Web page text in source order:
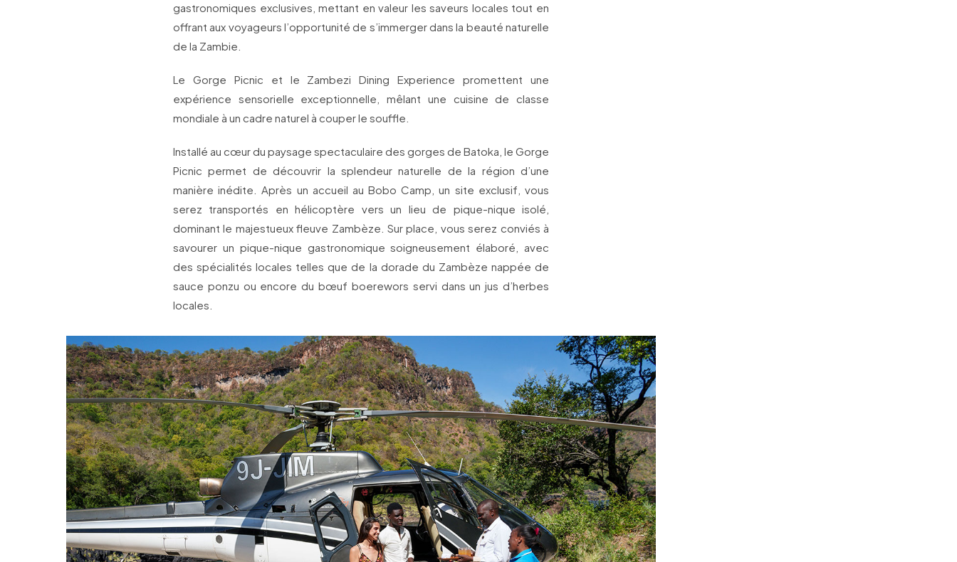
gastronomiques exclusives, mettant en valeur les saveurs locales tout en
offrant aux voyageurs l’opportunité de s’immerger dans la beauté naturelle
de la Zambie.
Le Gorge Picnic et le Zambezi Dining Experience promettent une
expérience sensorielle exceptionnelle, mêlant une cuisine de classe
mondiale à un cadre naturel à couper le souffle.
Installé au cœur du paysage spectaculaire des gorges de Batoka, le Gorge
Picnic permet de découvrir la splendeur naturelle de la région d’une
manière inédite. Après un accueil au Bobo Camp, un site exclusif, vous
serez transportés en hélicoptère vers un lieu de pique-nique isolé,
dominant le majestueux fleuve Zambèze. Sur place, vous serez conviés à
savourer un pique-nique gastronomique soigneusement élaboré, avec
des spécialités locales telles que de la dorade du Zambèze nappée de
sauce ponzu ou encore du bœuf boerewors servi dans un jus d’herbes
locales.